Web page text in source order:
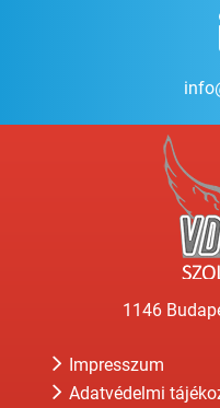
1146
Impresszum
Adatvédelmi